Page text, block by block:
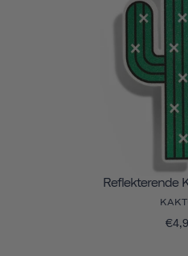
Reflekterende